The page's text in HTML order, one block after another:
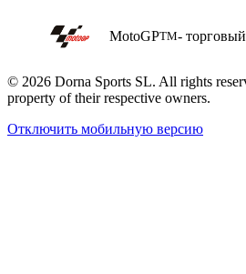
MotoGPTM-
© 2026 Dorna Sports SL. All rights
property of their respective owners.
Отключить мобильную версию